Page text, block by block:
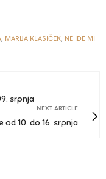
, MARIJA KLASIČEK, NE IDE MI
srpnja
NEXT ARTICLE
10. do 16. srpnja